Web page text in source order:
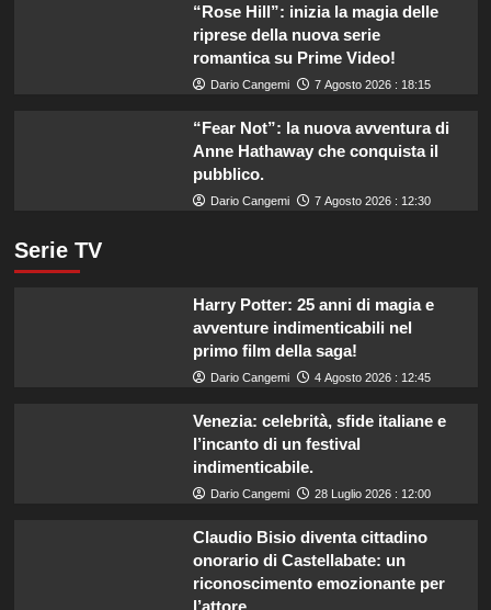
“Rose Hill”: inizia la magia delle
riprese della nuova serie
romantica su Prime Video!
Dario Cangemi 7 Agosto 2026 : 18:15
“Fear Not”: la nuova avventura di
Anne Hathaway che conquista il
pubblico.
Dario Cangemi 7 Agosto 2026 : 12:30
Serie TV
Harry Potter: 25 anni di magia e
avventure indimenticabili nel
primo film della saga!
Dario Cangemi 4 Agosto 2026 : 12:45
Venezia: celebrità, sfide italiane e
l’incanto di un festival
indimenticabile.
Dario Cangemi 28 Luglio 2026 : 12:00
Claudio Bisio diventa cittadino
onorario di Castellabate: un
riconoscimento emozionante per
l’attore.